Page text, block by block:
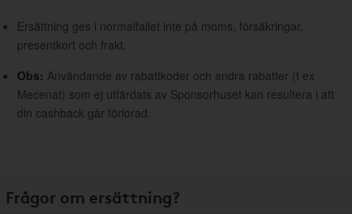
Ersättning ges i normalfallet inte på moms, försäkringar,
presentkort och frakt.
Obs: Användande av rabattkoder och andra rabatter (t ex
Mecenat) som ej utfärdats av Sponsorhuset kan resultera i att
din cashback går förlorad.
Frågor om ersättning?